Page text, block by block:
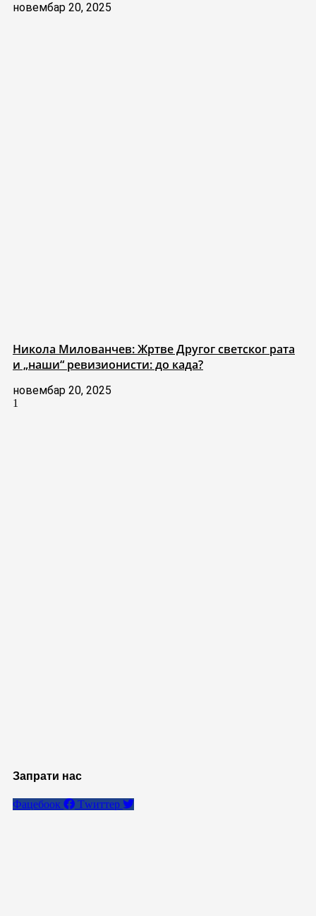
новембар 20, 2025
Никола Милованчев: Жртве Другог светског рата
и „наши“ ревизионисти: до када?
новембар 20, 2025
Запрати нас
Фацебоок Тwиттер